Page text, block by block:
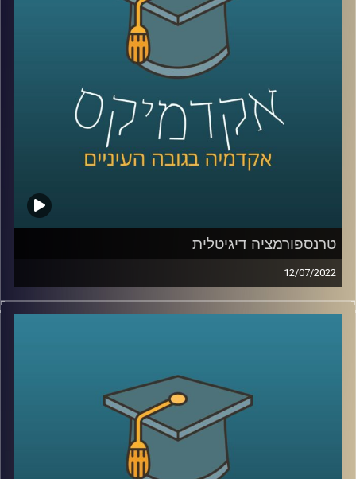
איך נכון להגדיל את שיעור החרדים המועסקים בכלל
ובתעסוקה איכותית בפרט, למה זאת הבעיה של כולנו, עד כמה
שילובם יוביל לצמיחה של כלל הכלכלה הישראלית ולמה
הייטק, מושך ככל שישמע, הוא לא בהכרח הפתרון.
על כל הנושאים האלו דיברתי עם ד"ר הלה אקסלרד, ראש
המרכז למדיניות כלכלית של החברה החרדית במכון אהרן כאן
באוניברסיטת רייכמן.
לשיחה עם ד"ר הלה אקסלרד על טרנספורמציה דיגיטלית –
לחצו כאן
לשיחה עם ד"ר הלה אקסלרד על תעסוקת מבוגרים –לחצו
כאן
טרנספורמציה דיגיטלית
12/07/2022
בקורונה העברנו הרבה מהחיים שלנו למרחב הדיגיטלי והתחלנו
להשתמש באינטרנט למטרות שלא היינו יכולים לדמיין שהוא
שירותיים דיגטליים. המעבר לדיגיטל הוא כמובן יכול להיות נח
לציבור אבל יש לו גם השלכות כלכליות רבות.
בפרק הזה של אקדמיקס התארחה ד"ר הלה אקסלרד לדבר על
טרנספורמציה דיגיטלית, מה זה אומר, ההשלכות הכלכליות של
המעבר לדיגיטל ומי מונע מזה לקרות בעוד מקומות.